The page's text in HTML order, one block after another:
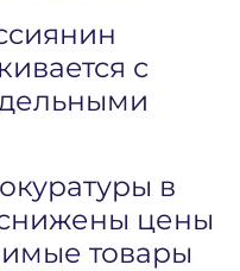
с
в
цены
товары